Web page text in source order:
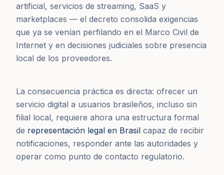
artificial, servicios de streaming, SaaS y
marketplaces — el decreto consolida exigencias
que ya se venían perfilando en el Marco Civil de
Internet y en decisiones judiciales sobre presencia
local de los proveedores.
La consecuencia práctica es directa: ofrecer un
servicio digital a usuarios brasileños, incluso sin
filial local, requiere ahora una estructura formal
de representación legal en Brasil capaz de recibir
notificaciones, responder ante las autoridades y
operar como punto de contacto regulatorio.